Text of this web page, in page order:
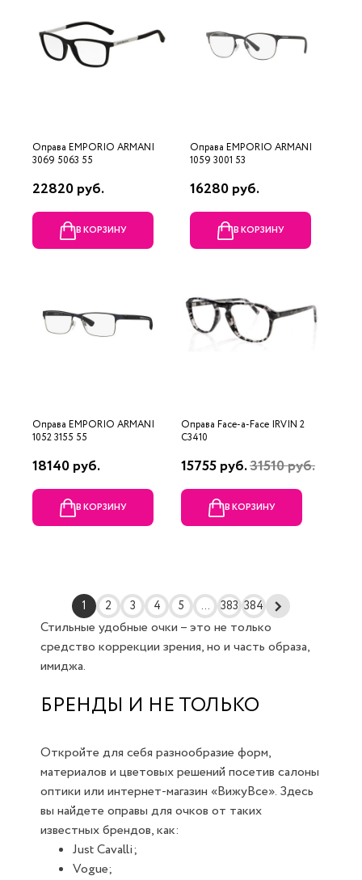
Оправа EMPORIO ARMANI
3069 5063 55
22820 руб.
В КОРЗИНУ
Оправа EMPORIO ARMANI
1059 3001 53
16280 руб.
В КОРЗИНУ
Оправа EMPORIO ARMANI
1052 3155 55
18140 руб.
В КОРЗИНУ
Оправа Face-a-Face IRVIN 2
C3410
15755 руб.31510 руб.
В КОРЗИНУ
1 2 3 4 5 ... 383 384
Стильные удобные очки – это не только
средство коррекции зрения, но и часть образа,
имиджа.
БРЕНДЫ И НЕ ТОЛЬКО
Откройте для себя разнообразие форм,
материалов и цветовых решений посетив салоны
оптики или интернет-магазин «ВижуВсе». Здесь
вы найдете оправы для очков от таких
известных брендов, как:
Just Cavalli;
Vogue;